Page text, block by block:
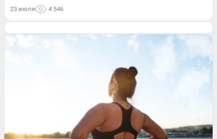
23 июля 4 546